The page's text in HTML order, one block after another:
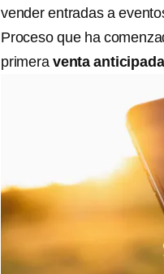
vender entradas a
Proceso que ha
primera venta anticipada